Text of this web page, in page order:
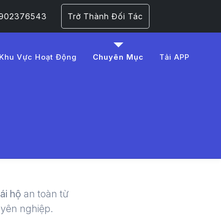
Trở Thành Đối Tác
Khu Vực Hoạt Động Chuyên Mục Tải APP
-
-
hộ an toàn từ
nghiệp.